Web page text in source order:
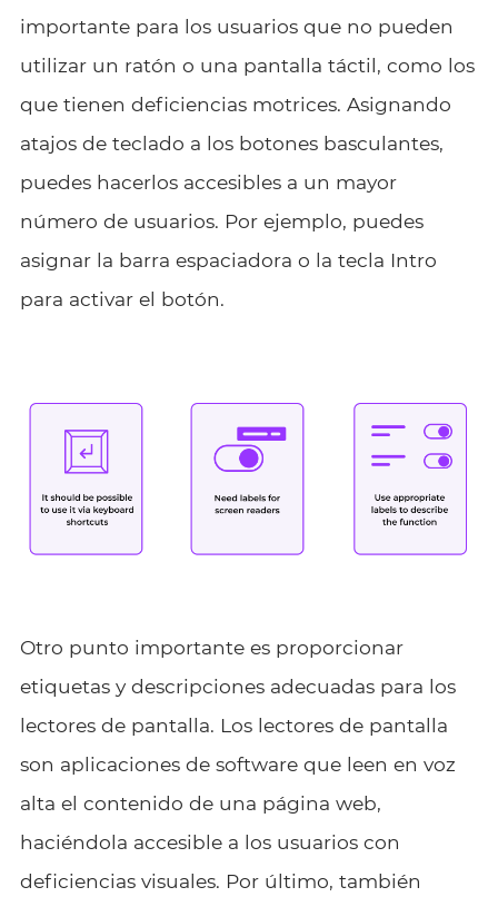
importante para los usuarios que no pueden
utilizar un ratón o una pantalla táctil, como los
que tienen deficiencias motrices. Asignando
atajos de teclado a los botones basculantes,
puedes hacerlos accesibles a un mayor
número de usuarios. Por ejemplo, puedes
asignar la barra espaciadora o la tecla Intro
para activar el botón.
Otro punto importante es proporcionar
etiquetas y descripciones adecuadas para los
lectores de pantalla. Los lectores de pantalla
son aplicaciones de software que leen en voz
alta el contenido de una página web,
haciéndola accesible a los usuarios con
deficiencias visuales. Por último, también